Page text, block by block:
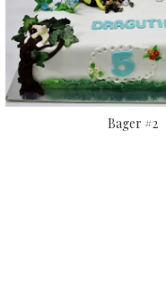
Bager #2